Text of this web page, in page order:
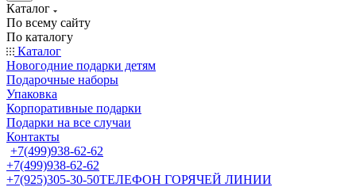
Каталог
По всему сайту
По каталогу
Каталог
Новогодние подарки детям
Подарочные наборы
Упаковка
Корпоративные подарки
Подарки на все случаи
Контакты
+7(499)938-62-62
+7(499)938-62-62
+7(925)305-30-50ТЕЛЕФОН ГОРЯЧЕЙ ЛИНИИ